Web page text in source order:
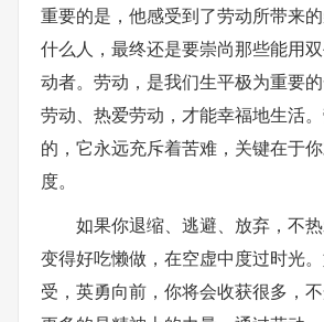
重要的是，他感受到了劳动所带来
什么人，最终还是要崇尚那些能用
动者。劳动，是我们生平极为重要
劳动、热爱劳动，才能幸福地生活
的，它永远充斥着苦难，关键在于
度。
如果你退缩、逃避、放弃，不
变得好吃懒做，在空虚中度过时光
受，英勇向前，你将会收获很多，